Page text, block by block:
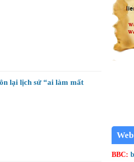
lại lịch sử “ai làm mất
BBC: